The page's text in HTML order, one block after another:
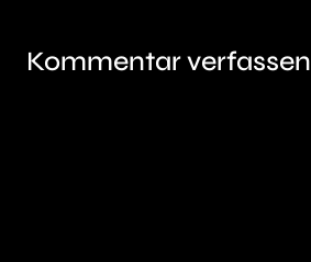
Kommentar verfassen